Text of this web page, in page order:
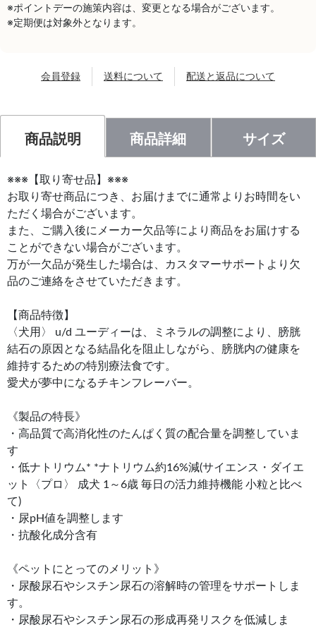
※ポイントデーの施策内容は、変更となる場合がございます。
※定期便は対象外となります。
会員登録 送料について 配送と返品について
商品説明 商品詳細 サイズ
※※※【取り寄せ品】※※※
お取り寄せ商品につき、お届けまでに通常よりお時間をい
ただく場合がございます。
また、ご購入後にメーカー欠品等により商品をお届けする
ことができない場合がございます。
万が一欠品が発生した場合は、カスタマーサポートより欠
品のご連絡をさせていただきます。
【商品特徴】
〈犬用〉 u/d ユーディーは、ミネラルの調整により、膀胱
結石の原因となる結晶化を阻止しながら、膀胱内の健康を
維持するための特別療法食です。
愛犬が夢中になるチキンフレーバー。
《製品の特長》
・高品質で高消化性のたんぱく質の配合量を調整していま
す
・低ナトリウム* *ナトリウム約16%減(サイエンス・ダイエ
ット〈プロ〉 成犬 1～6歳 毎日の活力維持機能 小粒と比べ
て)
・尿pH値を調整します
・抗酸化成分含有
《ペットにとってのメリット》
・尿酸尿石やシスチン尿石の溶解時の管理をサポートしま
す。
・尿酸尿石やシスチン尿石の形成再発リスクを低減しま